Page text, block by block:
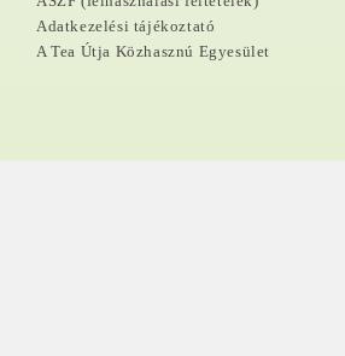
Adatkezelési tájékoztató
A Tea Útja Közhasznú Egyesület